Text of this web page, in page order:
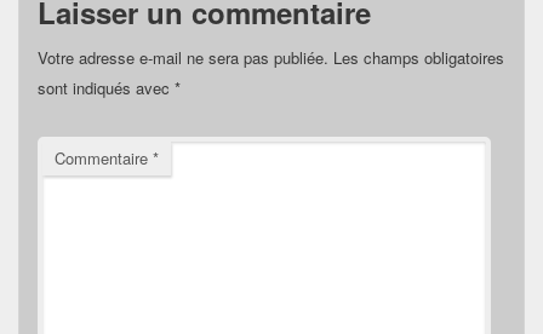
Laisser un commentaire
Votre adresse e-mail ne sera pas publiée. Les champs obligatoires
sont indiqués avec *
Commentaire *